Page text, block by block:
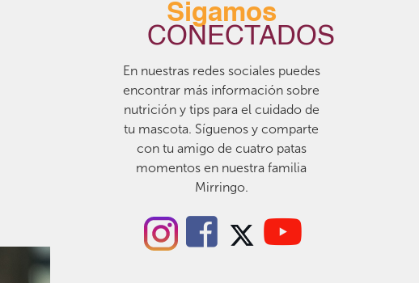
Sigamos
CONECTADOS
En nuestras redes sociales puedes
encontrar más información sobre
nutrición y tips para el cuidado de
tu mascota. Síguenos y comparte
con tu amigo de cuatro patas
momentos en nuestra familia
Mirringo.